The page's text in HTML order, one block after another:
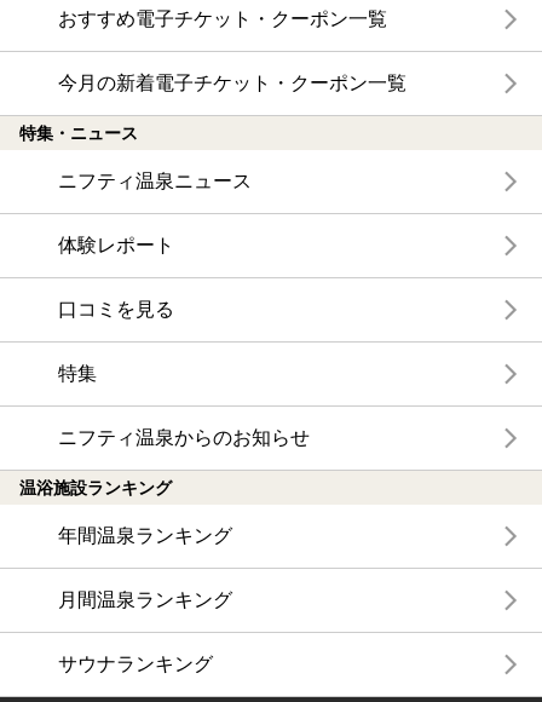
おすすめ電子チケット・クーポン一覧
今月の新着電子チケット・クーポン一覧
特集・ニュース
ニフティ温泉ニュース
体験レポート
口コミを見る
特集
ニフティ温泉からのお知らせ
温浴施設ランキング
年間温泉ランキング
月間温泉ランキング
サウナランキング